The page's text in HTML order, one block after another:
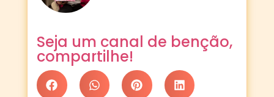
Seja um canal de benção,
compartilhe!